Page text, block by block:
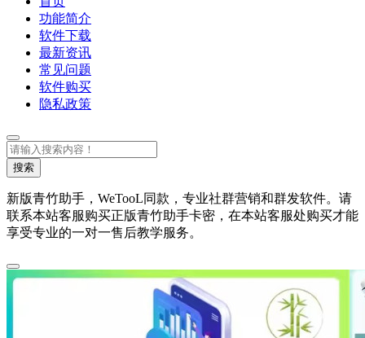
功能简介
软件下载
最新资讯
常见问题
软件购买
隐私政策
搜
索搜索
新版青竹助手，WeTooL同款，专业社群营销和群发软件。请
联系本站客服购买正版青竹助手卡密，在本站客服处购买才能
享受专业的一对一售后教学服务。